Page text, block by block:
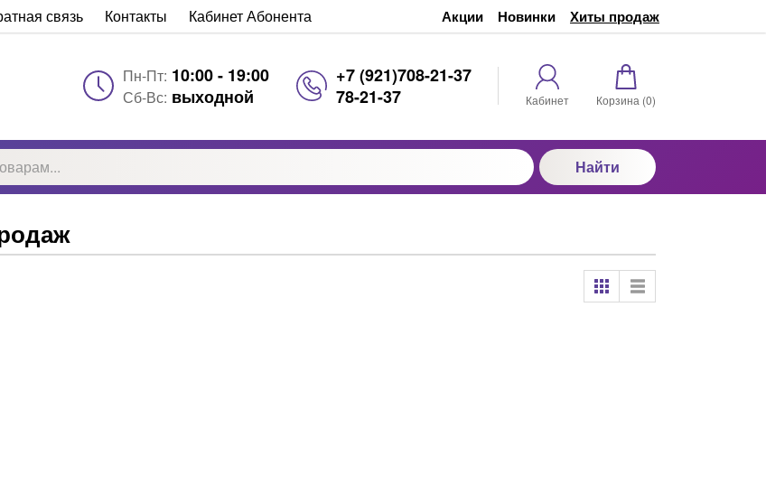
связь Контакты Кабинет Абонента Акции Новинки Хиты продаж
Пн-Пт: 10:00 - 19:00
Сб-Вс: выходной
+7 (921)708-21-37
78-21-37
Кабинет Корзина (0)
Найти